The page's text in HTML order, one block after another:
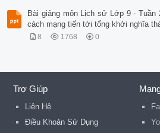
Bài giảng môn Lịch sử Lớp 9 - Tuần
cách mạng tiến tới tổng khởi nghĩa
8 1768 0
Trợ Giúp
Liên Hệ
Điều Khoản Sử Dụng